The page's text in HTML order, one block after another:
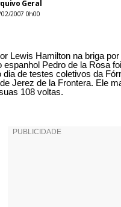
Geral
2007 0h00
Lewis Hamilton na briga
espanhol Pedro de la Rosa
dia de testes coletivos da
Jerez de la Frontera. Ele
108 voltas.